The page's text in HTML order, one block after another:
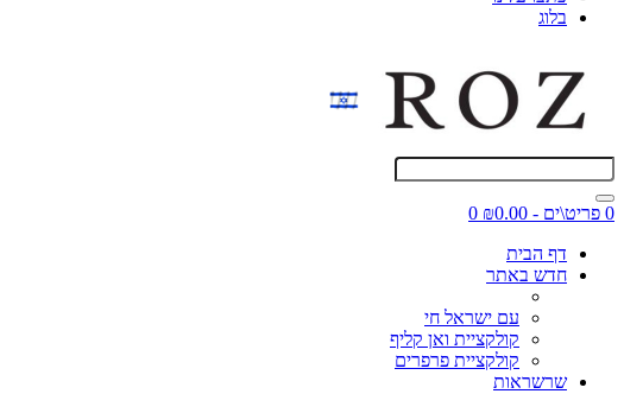
בלוג
0 פריט\ים - ₪0.00
0
דף הבית
חדש באתר
עם ישראל חי
קולקציית ואן קליף
קולקציית פרפרים
שרשראות